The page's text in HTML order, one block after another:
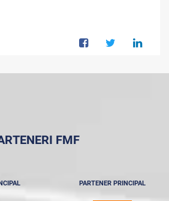
FMF
PARTENER PRINCIPAL